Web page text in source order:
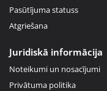
Pasūtījuma statuss
Atgriešana
Juridiskā informācija
Noteikumi un nosacījumi
Privātuma politika